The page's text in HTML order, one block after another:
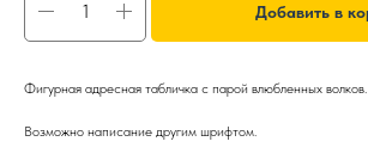
Добавить в
Фигурная адресная табличка с парой влюбленных волков.
Возможно написание другим шрифтом.